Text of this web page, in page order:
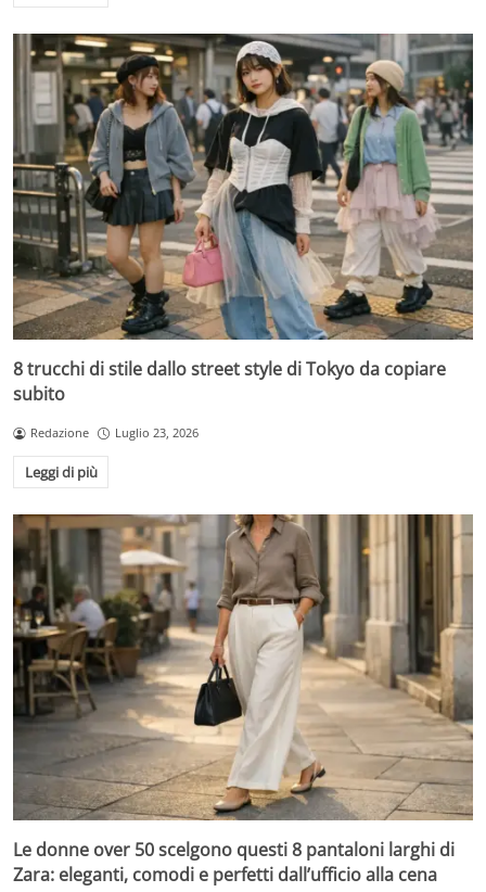
8 trucchi di stile dallo street style di Tokyo da copiare
subito
Redazione Luglio 23, 2026
Leggi di più
Le donne over 50 scelgono questi 8 pantaloni larghi di
Zara: eleganti, comodi e perfetti dall’ufficio alla cena